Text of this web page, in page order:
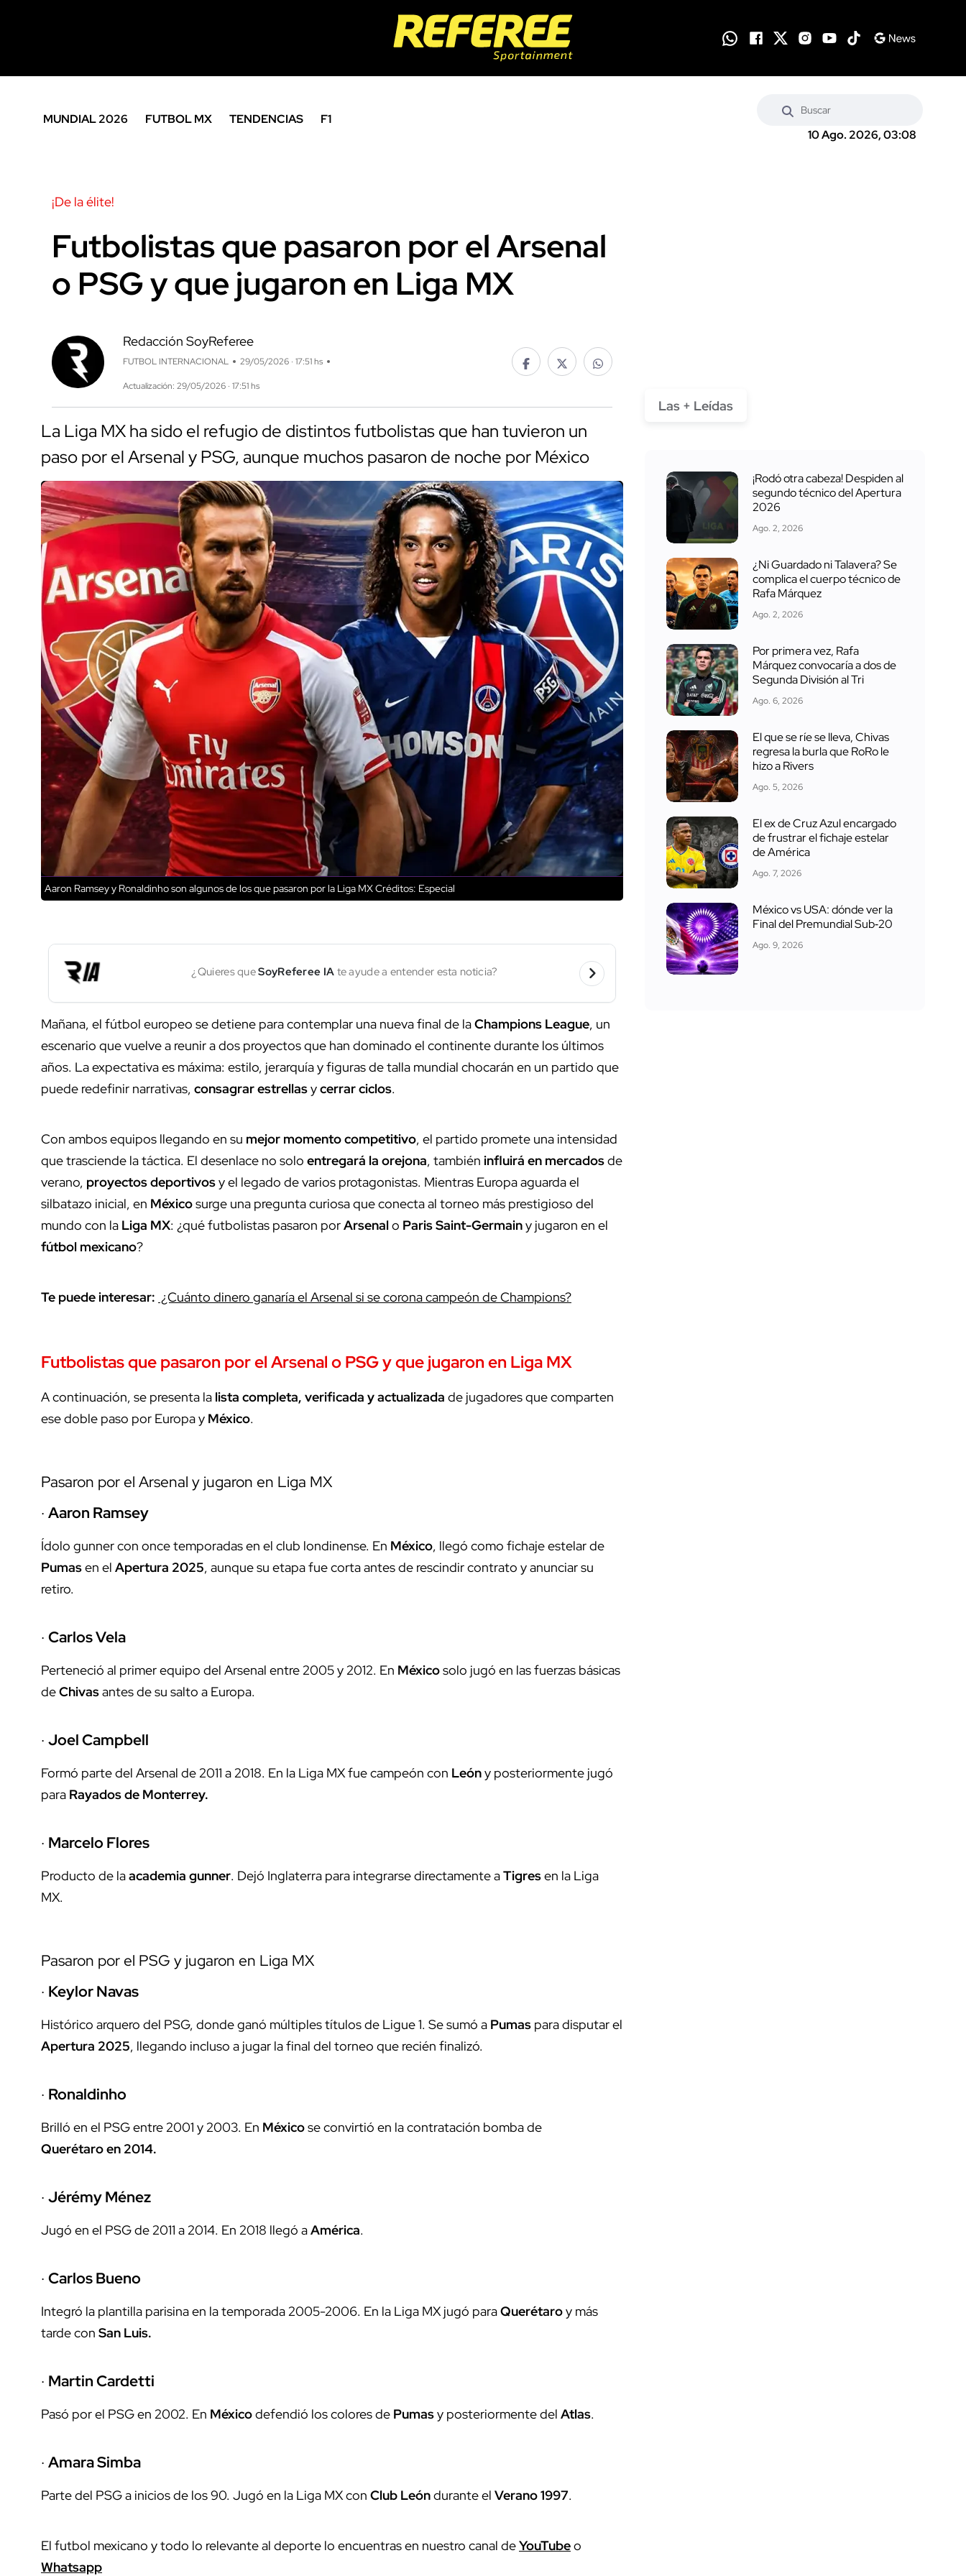
MUNDIAL 2026 FUTBOL MX TENDENCIAS
F1
10 Ago. 2026, 03:08
¡De la élite!
Futbolistas que pasaron por el Arsenal
o PSG y que jugaron en Liga MX
Redacción SoyReferee
FUTBOL INTERNACIONAL 29/05/2026 · 17:51 hs
Actualización: 29/05/2026 · 17:51 hs
La Liga MX ha sido el refugio de distintos futbolistas que han tuvieron un
paso por el Arsenal y PSG, aunque muchos pasaron de noche por México
Aaron Ramsey y Ronaldinho son algunos de los que pasaron por la Liga MXCréditos: Especial
¿Quieres queSoyReferee IA te ayude a entender esta noticia?
Mañana, el fútbol europeo se detiene para contemplar una nueva final de laChampions League, un
escenario que vuelve a reunir a dos proyectos que han dominado el continente durante los últimos
años. La expectativa es máxima: estilo, jerarquía y figuras de talla mundial chocarán en un partido que
puede redefinir narrativas, consagrar estrellasycerrar ciclos.
Con ambos equipos llegando en su mejor momento competitivo, el partido promete una intensidad
que trasciende la táctica. El desenlace no solo entregará la orejona, también influirá en mercadosde
verano, proyectos deportivosy el legado de varios protagonistas. Mientras Europa aguarda el
silbatazo inicial, en Méxicosurge una pregunta curiosa que conecta al torneo más prestigioso del
mundo con la Liga MX: ¿qué futbolistas pasaron porArsenalo Paris Saint-Germainy jugaron en el
fútbol mexicano?
Te puede interesar: ¿Cuánto dinero ganaría el Arsenal si se corona campeón de Champions?
Futbolistas que pasaron por el Arsenal o PSG y que jugaron en Liga MX
A continuación, se presenta la lista completa, verificada y actualizada de jugadores que comparten
ese doble paso por Europa y México.
Pasaron por el Arsenal y jugaron en Liga MX
· Aaron Ramsey
Ídolo gunner con once temporadas en el club londinense. En México, llegó como fichaje estelar de
Pumasen el Apertura 2025, aunque su etapa fue corta antes de rescindir contrato y anunciar su
retiro.
· Carlos Vela
Perteneció al primer equipo del Arsenal entre 2005 y 2012. En Méxicosolo jugó en las fuerzas básicas
deChivasantes de su salto a Europa.
· Joel Campbell
Formó parte del Arsenal de 2011 a 2018. En la Liga MX fue campeón con Leóny posteriormente jugó
para Rayados de Monterrey.
· Marcelo Flores
Producto de laacademia gunner. Dejó Inglaterra para integrarse directamente aTigresen la Liga
MX.
Pasaron por el PSG y jugaron en Liga MX
· Keylor Navas
Histórico arquero del PSG, donde ganó múltiples títulos de Ligue 1. Se sumó a Pumas para disputar el
Apertura 2025, llegando incluso a jugar la final del torneo que recién finalizó.
· Ronaldinho
Brilló en el PSG entre 2001 y 2003. En Méxicose convirtió en la contratación bomba de
Querétaro en 2014.
· Jérémy Ménez
Jugó en el PSG de 2011 a 2014. En 2018 llegó aAmérica.
· Carlos Bueno
Integró la plantilla parisina en la temporada 2005-2006. En la Liga MX jugó paraQuerétaroy más
tarde con San Luis.
· Martin Cardetti
Pasó por el PSG en 2002. En Méxicodefendió los colores de Pumasy posteriormente del Atlas.
· Amara Simba
Parte del PSG a inicios de los 90. Jugó en la Liga MX con Club Leóndurante el Verano 1997.
El futbol mexicano y todo lo relevante al deporte lo encuentras en nuestro canal deYouTubeo
Whatsapp
Las + Leídas
¡Rodó otra cabeza! Despiden al
segundo técnico del Apertura
2026
Ago. 2, 2026
¿Ni Guardado ni Talavera? Se
complica el cuerpo técnico de
Rafa Márquez
Ago. 2, 2026
Por primera vez, Rafa
Márquez convocaría a dos de
Segunda División al Tri
Ago. 6, 2026
El que se ríe se lleva, Chivas
regresa la burla que RoRo le
hizo a Rivers
Ago. 5, 2026
El ex de Cruz Azul encargado
de frustrar el fichaje estelar
de América
Ago. 7, 2026
México vs USA: dónde ver la
Final del Premundial Sub‑20
Ago. 9, 2026